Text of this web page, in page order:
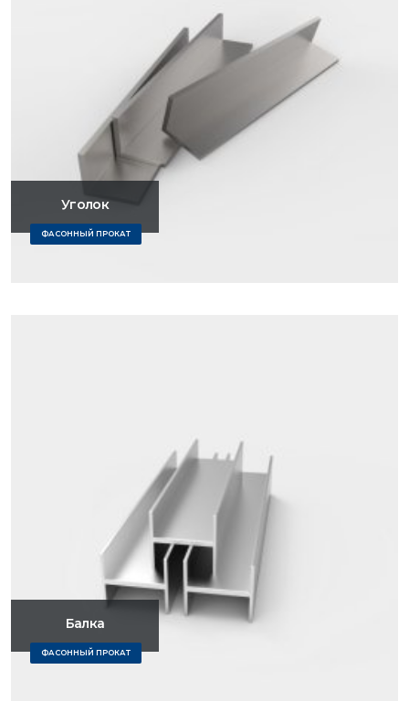
Уголок
ФАСОННЫЙ ПРОКАТ
Балка
ФАСОННЫЙ ПРОКАТ